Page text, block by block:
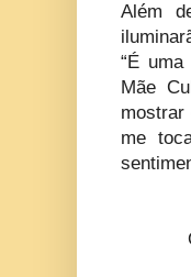
Além
“É
Mãe
me